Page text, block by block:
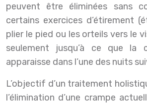
peuvent être éliminées sans
certains exercices d’étirement
plier le pied ou les orteils vers le
seulement jusqu’à ce que la
apparaisse dans l’une des nuits
L’objectif d’un traitement
l’élimination d’une crampe